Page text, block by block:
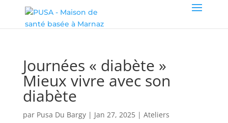
Journées « diabète »
Mieux vivre avec son
diabète
par Pusa Du Bargy| Jan 27, 2025| Ateliers